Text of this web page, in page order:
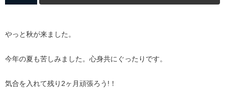
やっと秋が来ました。
今年の夏も苦しみました。心身共にぐったりです。
気合を入れて残り2ヶ月頑張ろう!！